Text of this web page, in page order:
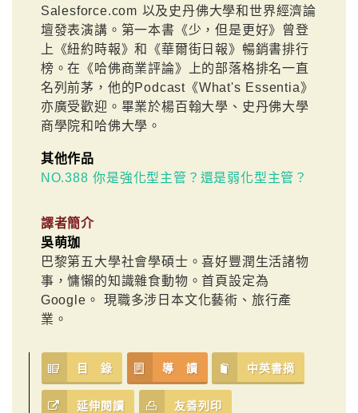
Salesforce.com 以及史丹佛大學和世界經濟論
壇發表演講。第一本書《少，但是更好》曾登
上《紐約時報》和《華爾街日報》暢銷書排行
榜。在《哈佛商業評論》上的部落格排名一直
名列前茅，他的Podcast《What's Essentia》
亦廣受歡迎。畢業於楊百翰大學、史丹佛大學
商學院和哈佛大學。
其他作品
NO.388 你是強化型主管？還是弱化型主管？
譯者簡介
吳萌珈
巴黎第五大學社會學碩士。喜好豐潤生活諸物
事，慵懶的知識雜食動物。首頁設定為
Google。 現職多涉日本文化藝術、旅行產
業。
目 錄 導 讀 中英書摘
延伸閱讀 友善列印